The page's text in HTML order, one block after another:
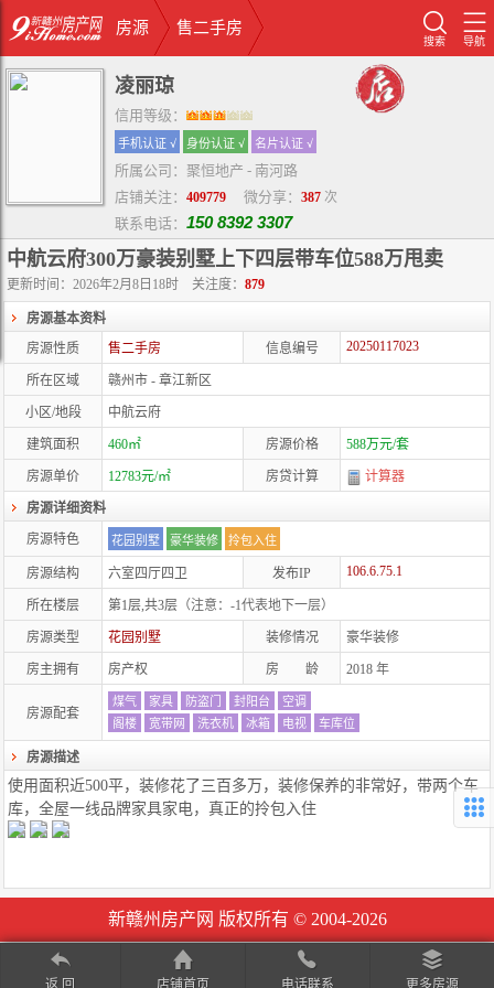
房源 售二手房
搜索 导航
凌丽琼
信用等级：
手机认证 √ 身份认证 √ 名片认证 √
所属公司：聚恒地产 - 南河路
店铺关注： 409779 微分享： 387 次
联系电话： 150 8392 3307
中航云府300万豪装别墅上下四层带车位588万甩卖
更新时间：2026年2月8日18时 关注度： 879
房源基本资料
房源性质
售二手房 信息编号 20250117023
所在区域 赣州市 - 章江新区
小区/地段 中航云府
建筑面积 460㎡ 房源价格 588万元/套
房源单价 12783元/㎡ 房贷计算 计算器
房源详细资料
房源特色
花园别墅 豪华装修 拎包入住
房源结构 六室四厅四卫 发布IP 106.6.75.1
所在楼层 第1层,共3层 （注意：-1代表地下一层）
房源类型 花园别墅 装修情况 豪华装修
房主拥有 房产权 房 龄 2018 年
房源配套
煤气 家具 防盗门 封阳台
空调
阁楼
宽带网 洗衣机 冰箱 电视 车库位
房源描述
使用面积近500平，装修花了三百多万，装修保养的非常好，带两个车
库，全屋一线品牌家具家电，真正的拎包入住
新赣州房产网 版权所有 © 2004-2026
返 回 店铺首页 电话联系 更多房源